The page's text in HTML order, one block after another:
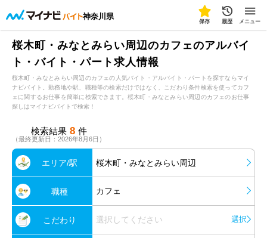
神奈川県
保存 履歴 メニュー
桜木町・みなとみらい周辺のカフェのアルバイ
ト・バイト・パート求人情報
桜木町・みなとみらい周辺のカフェの人気バイト・アルバイト・パートを探すならマイ
ナビバイト。勤務地や駅、職種等の検索だけではなく、こだわり条件検索を使ってカフ
ェに関するお仕事を簡単に検索できます。桜木町・みなとみらい周辺のカフェのお仕事
探しはマイナビバイトで検索！
検索結果 8 件
（最終更新日：2026年8月6日）
エリア/駅 桜木町・みなとみらい周辺
職種 カフェ
こだわり 選択してください 選択